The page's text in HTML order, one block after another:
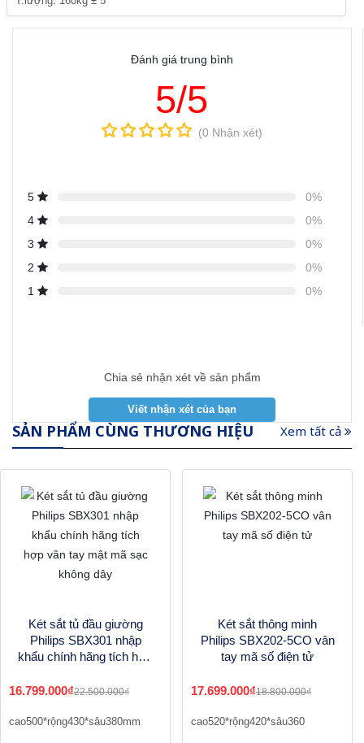
Đánh giá trung bình
5/5
(0 Nhận xét)
5
0%
4
0%
3
0%
2
0%
1
0%
Chia sẻ nhận xét về sản phẩm
SẢN PHẨM CÙNG THƯƠNG HIỆU Xem tất cả
Két sắt tủ đầu giường
Philips SBX301 nhập
khẩu chính hãng tích hợp
không dây
16.799.000₫22.500.000₫
cao500*rộng430*sâu380mm
Két sắt thông minh
Philips SBX202-5CO vân
tay mã số điện tử
17.699.000₫18.800.000₫
cao520*rộng420*sâu360